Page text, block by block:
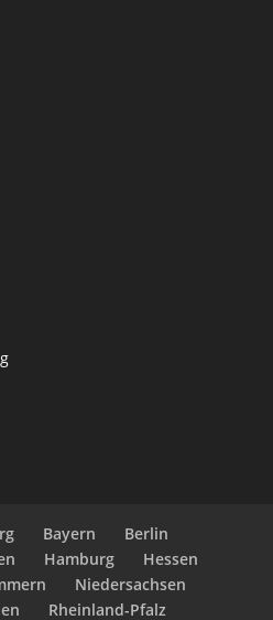
Bayern
Berlin
Hamburg
Hessen
Niedersachsen
Rheinland-Pfalz